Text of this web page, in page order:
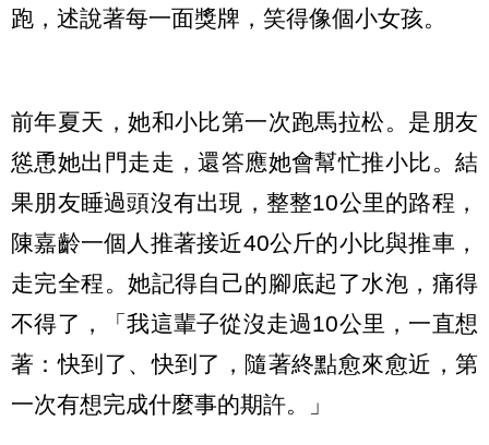
跑，述說著每一面獎牌，笑得像個小女孩。
前年夏天，她和小比第一次跑馬拉松。是朋友
慫恿她出門走走，還答應她會幫忙推小比。結
果朋友睡過頭沒有出現，整整10公里的路程，
陳嘉齡一個人推著接近40公斤的小比與推車，
走完全程。她記得自己的腳底起了水泡，痛得
不得了，「我這輩子從沒走過10公里，一直想
著：快到了、快到了，隨著終點愈來愈近，第
一次有想完成什麼事的期許。」